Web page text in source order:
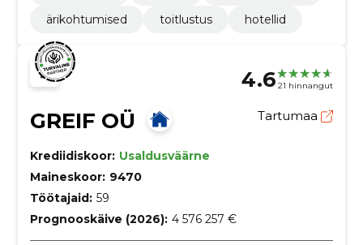
ärikohtumised
toitlustus hotellid
4.6 21 hinnangut
GREIF OÜ Tartumaa
Krediidiskoor: Usaldusväärne
Maineskoor: 9470
Töötajaid: 59
Prognooskäive (2026): 4 576 257 €